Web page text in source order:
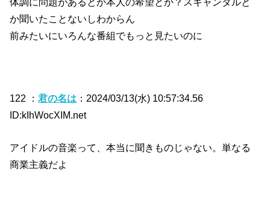
か聞いたことないしわからん
前みたいにいろんな番組でもっと見たいのに
122 ：君の名は ：2024/03/13(水) 10:57:34.56
ID:kIhWocXIM.net
アイドルの音楽って、本当に聞きものじゃない。単なる
商業主義だよ